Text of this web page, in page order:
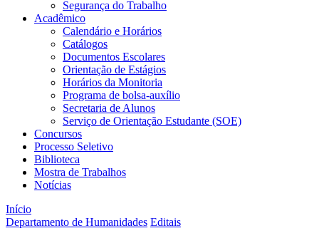
Segurança do Trabalho
Acadêmico
Calendário e Horários
Catálogos
Documentos Escolares
Orientação de Estágios
Horários da Monitoria
Programa de bolsa-auxílio
Secretaria de Alunos
Serviço de Orientação Estudante (SOE)
Concursos
Processo Seletivo
Biblioteca
Mostra de Trabalhos
Notícias
Início
Departamento de Humanidades Editais